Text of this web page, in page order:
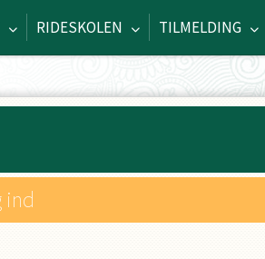
RIDESKOLEN TILMELDING
ind